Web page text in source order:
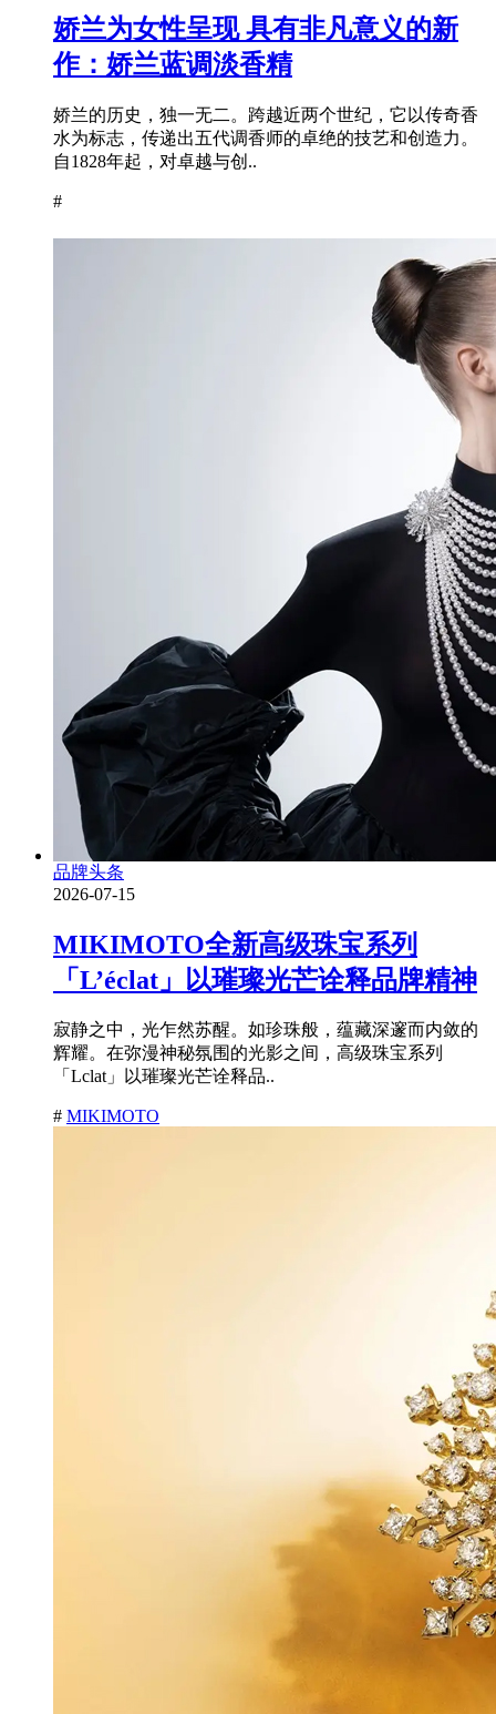
娇兰为女性呈现 具有非凡意义的新
作：娇兰蓝调淡香精
娇兰的历史，独一无二。跨越近两个世纪，它以传奇香
水为标志，传递出五代调香师的卓绝的技艺和创造力。
自1828年起，对卓越与创..
#
品牌头条
2026-07-15
MIKIMOTO全新高级珠宝系列
「L’éclat」以璀璨光芒诠释品牌精神
寂静之中，光乍然苏醒。如珍珠般，蕴藏深邃而内敛的
辉耀。在弥漫神秘氛围的光影之间，高级珠宝系列
「Lclat」以璀璨光芒诠释品..
# MIKIMOTO